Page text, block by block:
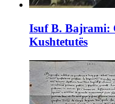
Isuf B. Bajrami:
Kushtetutës